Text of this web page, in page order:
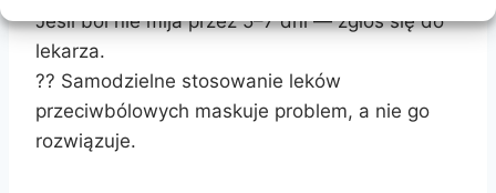
Jeśli ból nie mija przez 5–7 dni — zgłoś się do
lekarza.
?? Samodzielne stosowanie leków
przeciwbólowych maskuje problem, a nie go
rozwiązuje.